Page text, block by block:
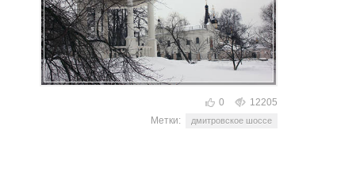
0
12205
Метки:
дмитровское шоссе